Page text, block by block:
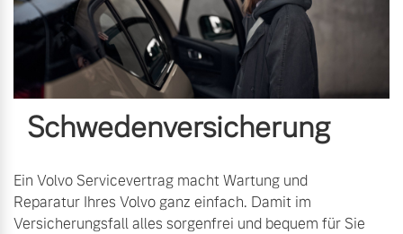
Schwedenversicherung
Ein Volvo Servicevertrag macht Wartung und
Reparatur Ihres Volvo ganz einfach. Damit im
Versicherungsfall alles sorgenfrei und bequem für Sie